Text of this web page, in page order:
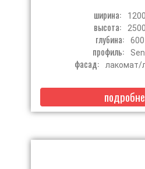
ширина:
высота:
глубина:
профиль:
фасад: лакомат/